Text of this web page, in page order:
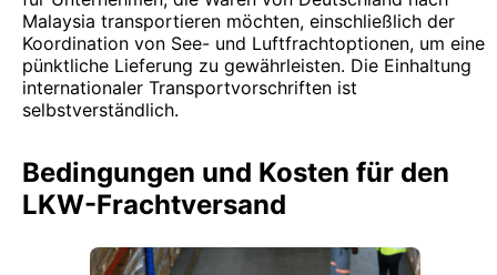
Malaysia transportieren möchten, einschließlich der
Koordination von See- und Luftfrachtoptionen, um eine
pünktliche Lieferung zu gewährleisten. Die Einhaltung
internationaler Transportvorschriften ist
selbstverständlich.
Bedingungen und Kosten für den
LKW-Frachtversand